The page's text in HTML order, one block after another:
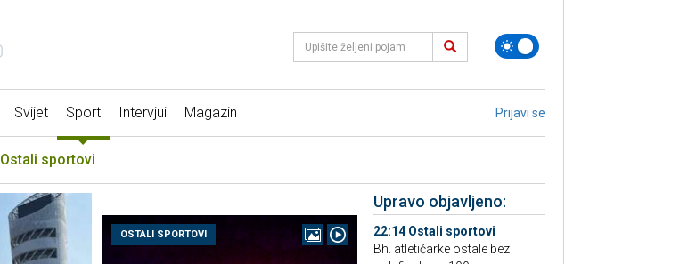
Svijet Sport Intervjui Magazin Prijavi se
Ostali sportovi
OSTALI SPORTOVI
Upravo objavljeno:
22:14 Ostali sportovi
Bh. atletičarke ostale bez